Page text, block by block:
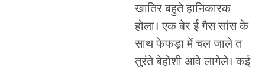
खातिर बहुते हानिकारक
होला। एक बेर ई गैस सांस के
साथ फेफड़ा में चल जाले त
तुरंते बेहोशी आवे लागेले। कई